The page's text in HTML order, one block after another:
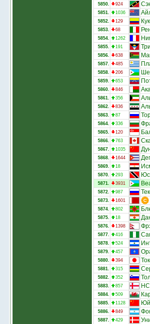
5850.
924
5851.
1036
5852.
129
5853.
68
5854.
1262
5855.
191
5856.
638
5857.
485
5858.
206
5859.
653
5860.
846
5861.
356
5862.
836
5863.
87
5864.
336
5865.
120
5866.
763
5867.
1035
5868.
1644
5869.
18
5870.
293
5871.
3931
5872.
987
5873.
1601
5874.
802
5875.
18
5876.
1398
5877.
416
5878.
524
5879.
457
5880.
394
5881.
315
5882.
352
5883.
857
5884.
509
5885.
1128
5886.
849
5887.
429